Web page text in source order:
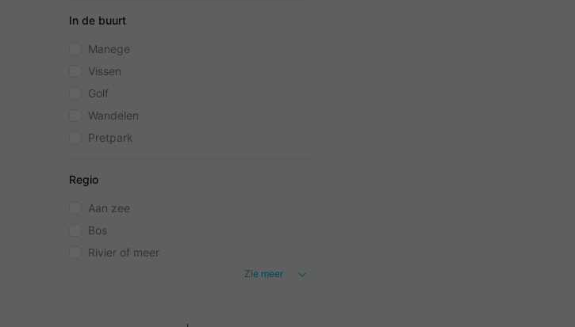
In de buurt
Manege
Vissen
Golf
Wandelen
Pretpark
Regio
Aan zee
Bos
Rivier of meer
Zie meer